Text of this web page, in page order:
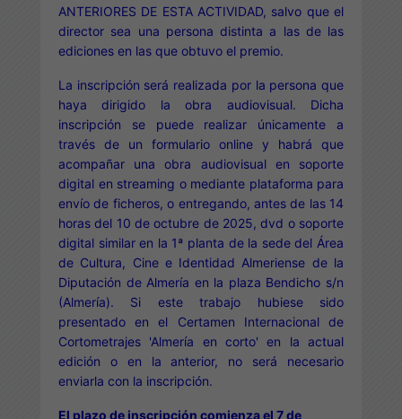
ANTERIORES DE ESTA ACTIVIDAD, salvo que el
director sea una persona distinta a las de las
ediciones en las que obtuvo el premio.
La inscripción será realizada por la persona que
haya dirigido la obra audiovisual. Dicha
inscripción se puede realizar únicamente a
través de un formulario online y habrá que
acompañar una obra audiovisual en soporte
digital en streaming o mediante plataforma para
envío de ficheros, o entregando, antes de las 14
horas del 10 de octubre de 2025, dvd o soporte
digital similar en la 1ª planta de la sede del Área
de Cultura, Cine e Identidad Almeriense de la
Diputación de Almería en la plaza Bendicho s/n
(Almería). Si este trabajo hubiese sido
presentado en el Certamen Internacional de
Cortometrajes 'Almería en corto' en la actual
edición o en la anterior, no será necesario
enviarla con la inscripción.
El plazo de inscripción comienza el 7 de